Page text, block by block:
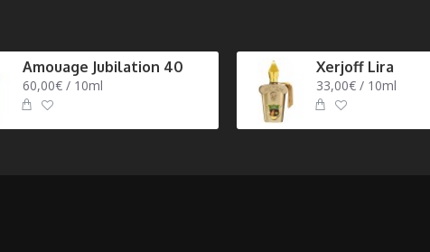
Amouage Jubilation 40
60,00€ / 10ml
Xerjoff Lira
33,00€ / 10ml